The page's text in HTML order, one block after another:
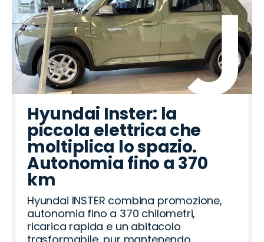
Hyundai Inster: la
piccola elettrica che
moltiplica lo spazio.
Autonomia fino a 370
km
Hyundai INSTER combina promozione,
autonomia fino a 370 chilometri,
ricarica rapida e un abitacolo